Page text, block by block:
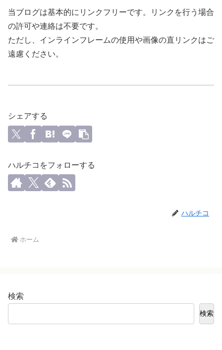
当ブログは基本的にリンクフリーです。リンクを行う場合
の許可や連絡は不要です。
ただし、インラインフレームの使用や画像の直リンクはご
遠慮ください。
シェアする
ハルチコをフォローする
ハルチコ
ホーム
検索
検索